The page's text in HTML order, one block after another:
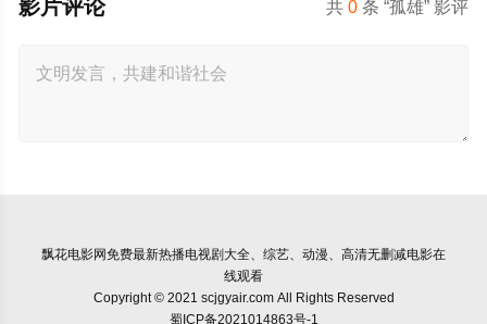
共0 条 “孤雄” 影评
影片评论
飘花电影网免费最新热播电视剧大全、综艺、动漫、高清无删减电影在
线观看
Copyright © 2021 scjgyair.com All Rights Reserved
蜀ICP备2021014863号-1